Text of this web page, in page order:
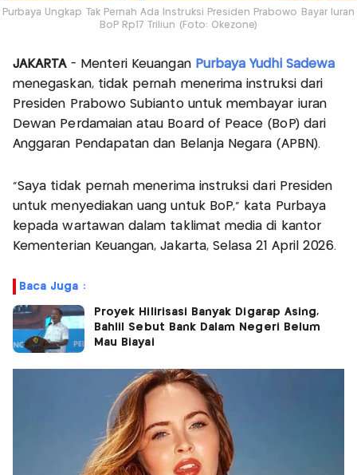
Purbaya Ungkap Tak Pernah Ada Instruksi Presiden Prabowo Bayar Iuran
BoP Rp17 Triliun (Foto: Okezone)
JAKARTA - Menteri Keuangan Purbaya Yudhi Sadewa
menegaskan, tidak pernah menerima instruksi dari
Presiden Prabowo Subianto untuk membayar iuran
Dewan Perdamaian atau Board of Peace (BoP) dari
Anggaran Pendapatan dan Belanja Negara (APBN).
“Saya tidak pernah menerima instruksi dari Presiden
untuk menyediakan uang untuk BoP,” kata Purbaya
kepada wartawan dalam taklimat media di kantor
Kementerian Keuangan, Jakarta, Selasa 21 April 2026.
Baca Juga :
Proyek Hilirisasi Banyak Digarap Asing,
Bahlil Sebut Bank Dalam Negeri Belum
Mau Biayai